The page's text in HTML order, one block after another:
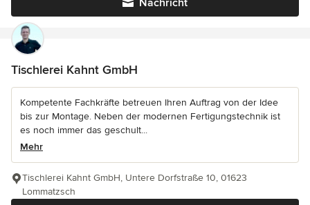
Nachricht
Tischlerei Kahnt GmbH
Kompetente Fachkräfte betreuen Ihren Auftrag von der Idee
bis zur Montage. Neben der modernen Fertigungstechnik ist
es noch immer das geschult...
Mehr
Tischlerei Kahnt GmbH, Untere Dorfstraße 10, 01623
Lommatzsch